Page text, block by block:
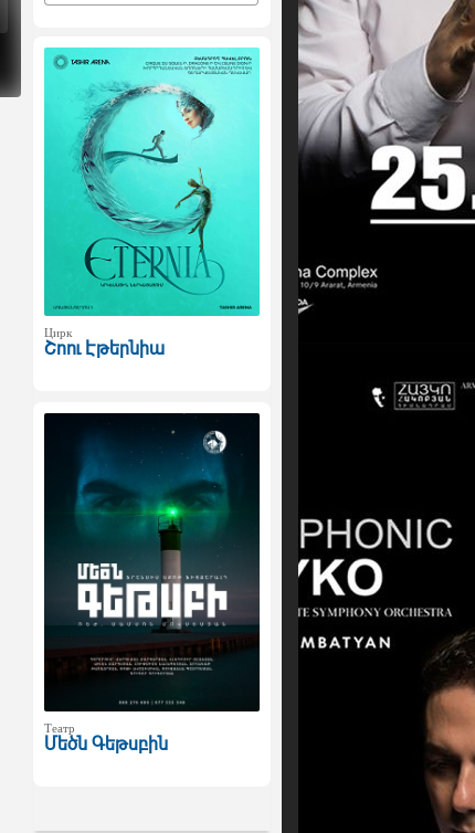
Цирк
Շոու Էթերնիա
Театр
Մեծն Գեթսբին